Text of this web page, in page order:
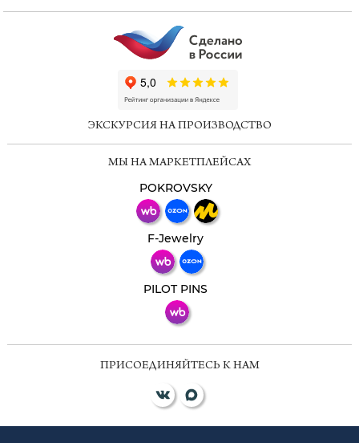
ЭКСКУРСИЯ НА ПРОИЗВОДСТВО
МЫ НА МАРКЕТПЛЕЙСАХ
POKROVSKY
F-Jewelry
PILOT PINS
ПРИСОЕДИНЯЙТЕСЬ К НАМ